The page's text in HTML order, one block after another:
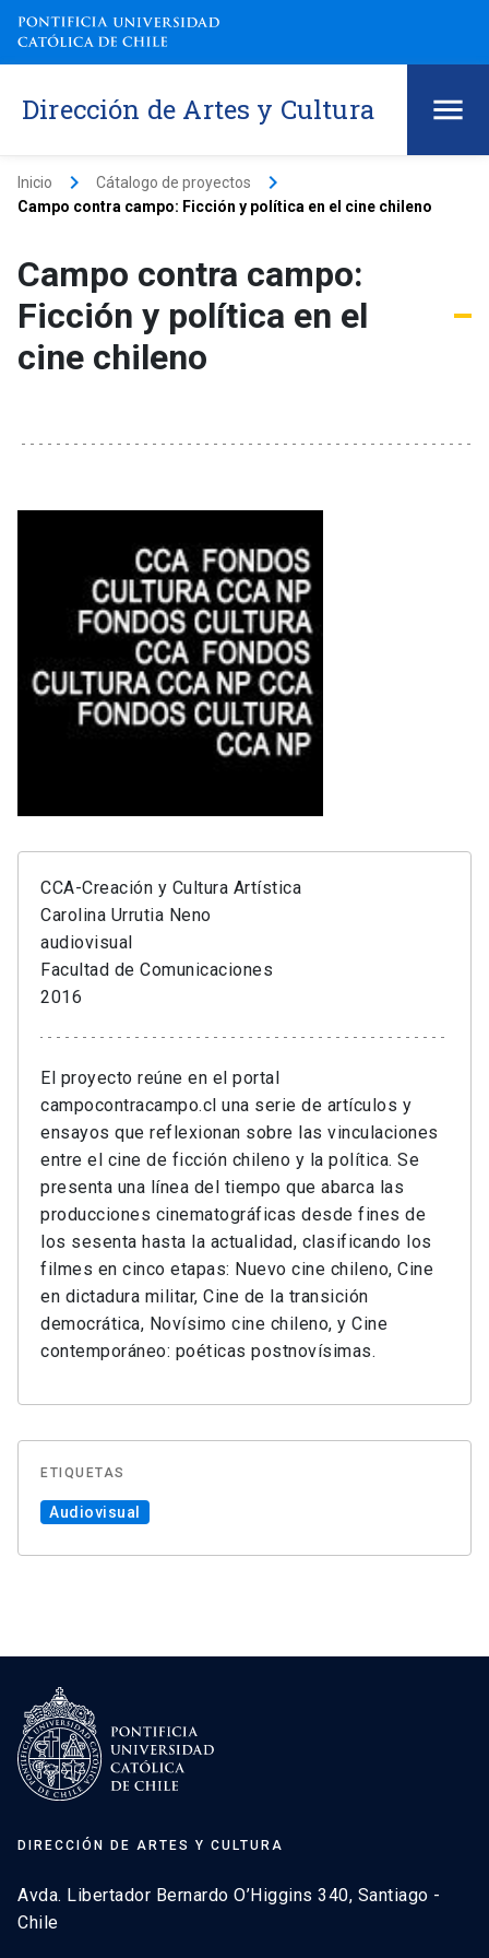
Dirección de Artes y Cultura
Inicio keyboard_arrow_right Cátalogo de proyectos keyboard_arrow_right
Campo contra campo: Ficción y política en el cine chileno
Campo contra campo:
Ficción y política en el
cine chileno
CCA-Creación y Cultura Artística
Carolina Urrutia Neno
audiovisual
Facultad de Comunicaciones
2016
El proyecto reúne en el portal
campocontracampo.cl una serie de artículos y
ensayos que reflexionan sobre las vinculaciones
entre el cine de ficción chileno y la política. Se
presenta una línea del tiempo que abarca las
producciones cinematográficas desde fines de
los sesenta hasta la actualidad, clasificando los
filmes en cinco etapas: Nuevo cine chileno, Cine
en dictadura militar, Cine de la transición
democrática, Novísimo cine chileno, y Cine
contemporáneo: poéticas postnovísimas.
ETIQUETAS
Audiovisual
DIRECCIÓN DE ARTES Y CULTURA
Avda. Libertador Bernardo O’Higgins 340, Santiago -
Chile